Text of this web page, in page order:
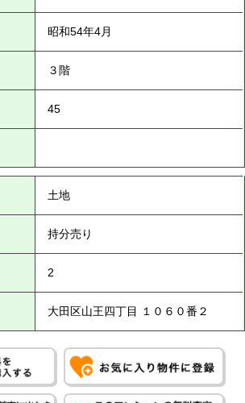
昭和54年4月
３階
45
土地
持分売り
2
大田区山王四丁目 １０６０番２